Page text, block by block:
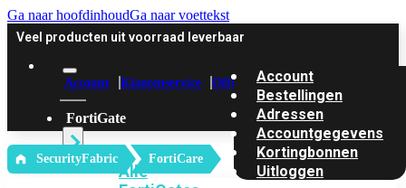
Ga naar hoofdinhoudGa naar voettekst
Veel producten uit voorraad leverbaar
Account Klantenservice Offerte
FortiGate
Alle
Account
Bestellingen
Adressen
Accountgegevens
Kortingbonnen
Uitloggen
‎ SecurityFabric FortiCare